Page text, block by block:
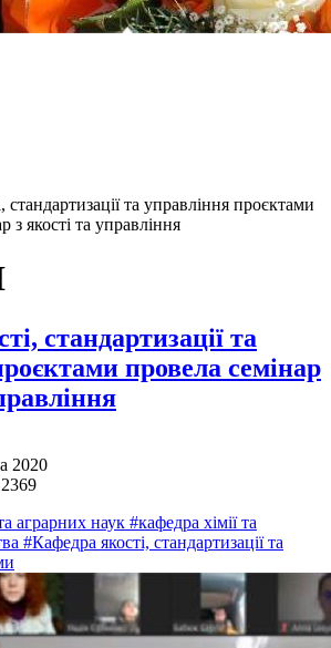
стандартизації та управління проєктами
з якості та управління
стандартизації та
провела семінар
2020
аграрних наук #кафедра хімії та
#Кафедра якості, стандартизації та